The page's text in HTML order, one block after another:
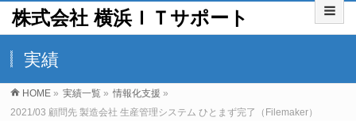
株式会社 横浜ＩＴサポート
実績
HOME » 実績一覧 » 情報化支援 »
2021/03 顧問先 製造会社 生産管理システム ひとまず完了（Filemaker）